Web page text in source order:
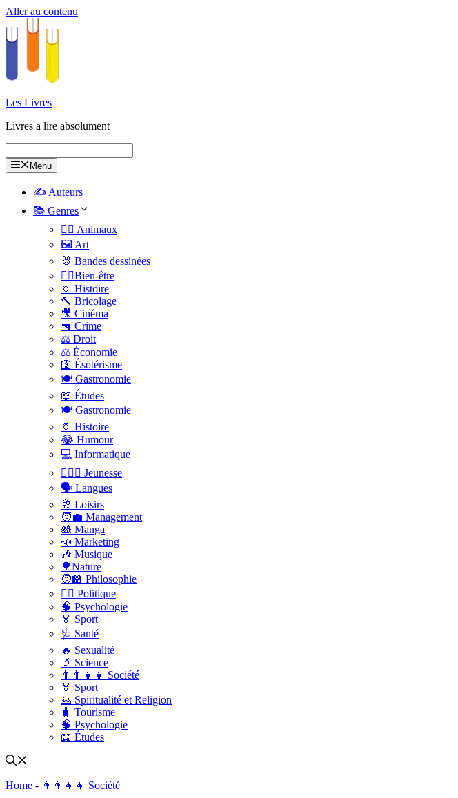
Aller au contenu
Les Livres
Livres a lire absolument
Menu
✍️ Auteurs
📚 Genres
🐕‍🦺 Animaux
🖼️ Art
🐰 Bandes dessinées
🧑‍⚕️Bien-être
🏺 Histoire
🔨 Bricolage
🎥 Cinéma
🔫 Crime
⚖️ Droit
⚖️ Économie
🛐 Ésotérisme
🍽️ Gastronomie
📖 Études
🍽️ Gastronomie
🏺 Histoire
😂 Humour
💻 Informatique
🤸🏽‍♀️ Jeunesse
🗣 Langues
🥂 Loisirs
🧑‍💼 Management
🎎 Manga
📣 Marketing
🎶 Musique
🌳Nature
🧑‍🏫 Philosophie
👨‍⚖️ Politique
🧠 Psychologie
🏅 Sport
🩺 Santé
🔥 Sexualité
🔬 Science
👨‍👨‍👧‍👧 Société
🏅 Sport
🙏 Spiritualité et Religion
🧳 Tourisme
🧠 Psychologie
📖 Études
Home - 👨‍👨‍👧‍👧 Société